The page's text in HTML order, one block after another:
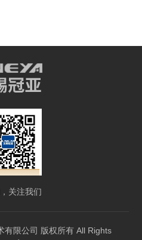
关注我们
限公司 版权所有 All Rights